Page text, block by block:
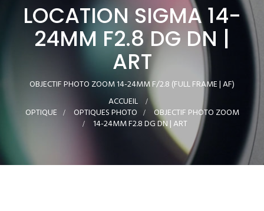
LOCATION SIGMA 14-
24MM F2.8 DG DN |
ART
OBJECTIF PHOTO ZOOM 14-24MM F/2.8 (FULL FRAME | AF)
ACCUEIL >
OPTIQUE > OPTIQUES PHOTO > OBJECTIF PHOTO ZOOM
>
14-24MM F2.8 DG DN | ART